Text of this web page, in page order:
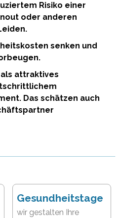
Risiko einer
oder anderen
senken und
attraktives
Das schätzen auch
Gesundheitstage
wir gestalten Ihre